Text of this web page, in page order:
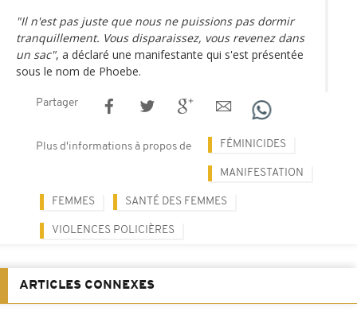
"Il n'est pas juste que nous ne puissions pas dormir
tranquillement. Vous disparaissez, vous revenez dans
un sac", a déclaré une manifestante qui s'est présentée
sous le nom de Phoebe.
Partager
Plus d'informations à propos de FÉMINICIDES
MANIFESTATION
FEMMES SANTÉ DES FEMMES
VIOLENCES POLICIÈRES
ARTICLES CONNEXES